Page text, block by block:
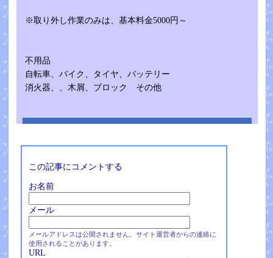
※取り外し作業のみは、基本料金5000円～
不用品
自転車、バイク、タイヤ、バッテリー
消火器、、木屑、ブロック その他
この記事にコメントする
お名前
メール
メールアドレスは公開されません。サイト運営者からの連絡に
使用されることがあります。
URL